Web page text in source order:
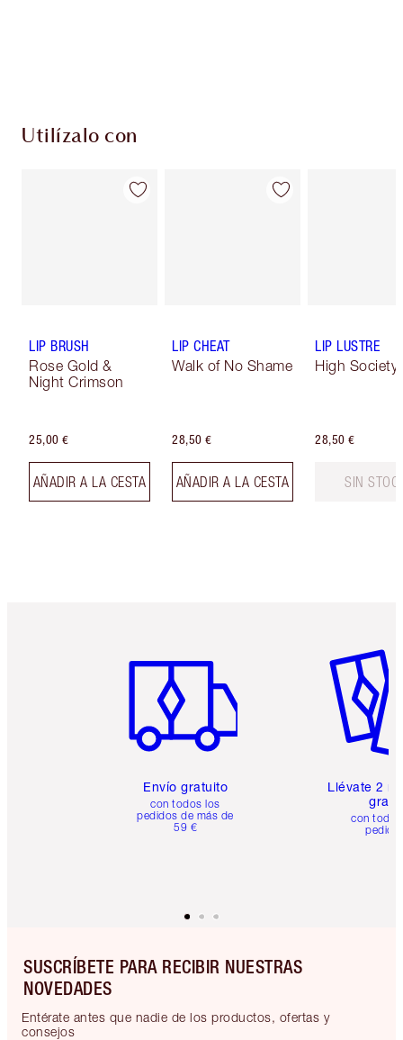
Utilízalo con
LIP BRUSH
Rose Gold &
Night Crimson
25,00 €
AÑADIR A LA CESTA
LIP CHEAT
Walk of No Shame
28,50 €
AÑADIR A LA CESTA
LIP LUSTRE
High Society
28,50 €
SIN
Envío gratuito
con todos los
pedidos de más de
59 €
Llévate 2
gratis
con
SUSCRÍBETE PARA RECIBIR NUESTRAS
NOVEDADES
Entérate antes que nadie de los productos, ofertas y
consejos